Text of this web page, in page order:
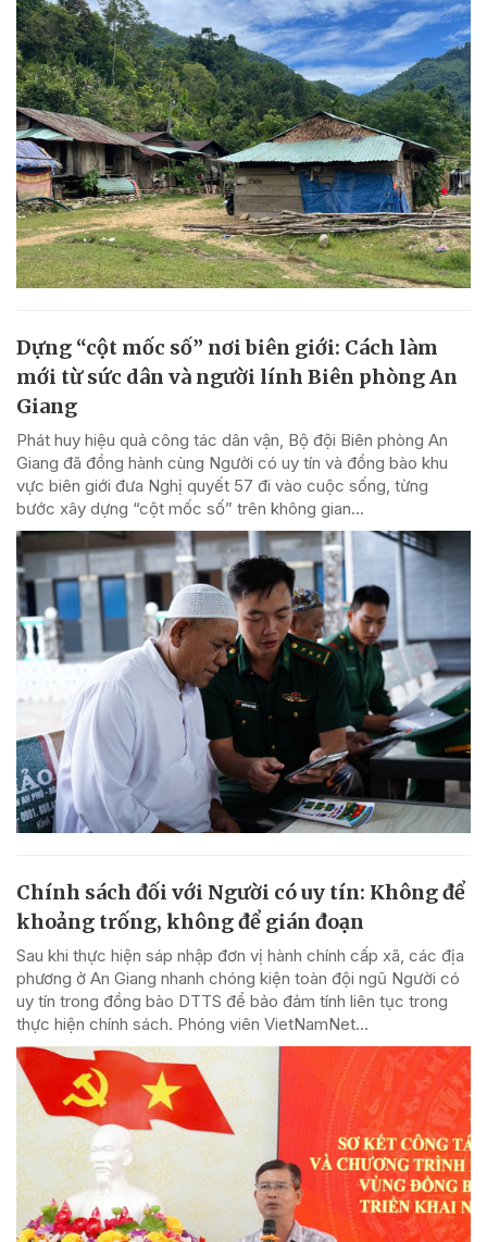
Dựng “cột mốc số” nơi biên giới: Cách làm
mới từ sức dân và người lính Biên phòng An
Giang
Phát huy hiệu quả công tác dân vận, Bộ đội Biên phòng An
Giang đã đồng hành cùng Người có uy tín và đồng bào khu
vực biên giới đưa Nghị quyết 57 đi vào cuộc sống, từng
bước xây dựng “cột mốc số” trên không gian...
Chính sách đối với Người có uy tín: Không để
khoảng trống, không để gián đoạn
Sau khi thực hiện sáp nhập đơn vị hành chính cấp xã, các địa
phương ở An Giang nhanh chóng kiện toàn đội ngũ Người có
uy tín trong đồng bào DTTS để bảo đảm tính liên tục trong
thực hiện chính sách. Phóng viên VietNamNet...